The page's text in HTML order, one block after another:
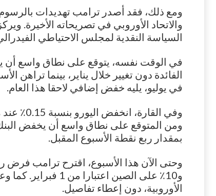
ومع ذلك، فقد أصدر ترامب تهديدات
والاتحاد الأوروبي في تصريحاته الأخيرة.
السياسة النقدية لمجلس الاحتياطي
في الوقت نفسه، يتوقع على نطاق واسع أن
الفائدة دون تغيير خلال يناير، بينما
في يوليو، يليه خفض إضافي لاحقا هذا العام.
ومن المتوقع على نطاق واسع أن يخفض
بمقدار ربع نقطة الأسبوع المقبل.
و10٪ على الصين
الأوروبية، دون إعطاء تفاصيل.